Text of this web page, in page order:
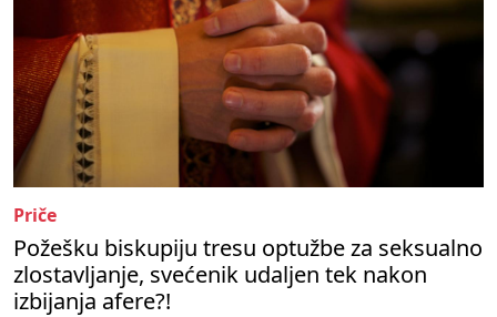
Priče
Požešku biskupiju tresu optužbe za seksualno
zlostavljanje, svećenik udaljen tek nakon
izbijanja afere?!